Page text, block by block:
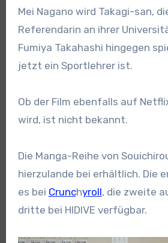
Mei Nagano wird Takagi-san,
Referendarin an ihrer
Fumiya Takahashi hingegen
jetzt ein Sportlehrer ist.
Ob der Film ebenfalls auf
wird, ist nicht bekannt.
Die Manga-Reihe von
hierzulande bei erhältlich. Die
es bei Crunchyroll, die zweite
dritte bei HIDIVE verfügbar.